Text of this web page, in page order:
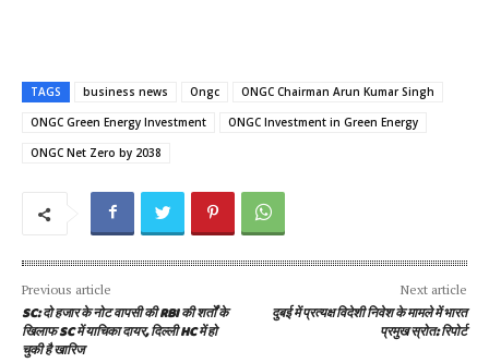
TAGS business news Ongc
ONGC Chairman Arun Kumar Singh
ONGC Green Energy Investment
ONGC Investment in Green Energy
ONGC Net Zero by 2038
Previous article
SC: दो हजार के नोट वापसी की RBI की शर्तों के
खिलाफ SC में याचिका दायर, दिल्ली HC में हो
चुकी है खारिज
Next article
दुबई में प्रत्यक्ष विदेशी निवेश के मामले में भारत
प्रमुख स्रोत: रिपोर्ट